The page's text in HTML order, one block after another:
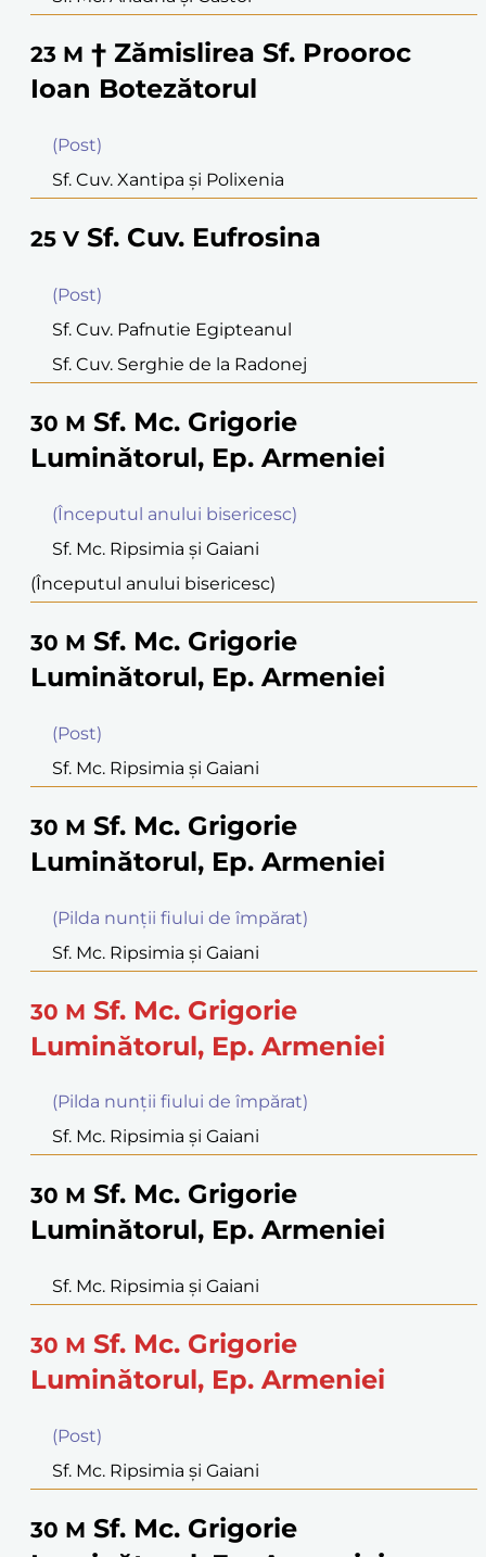
23 M † Zămislirea Sf. Prooroc
Ioan Botezătorul
(Post)
Sf. Cuv. Xantipa şi Polixenia
25 V Sf. Cuv. Eufrosina
(Post)
Sf. Cuv. Pafnutie Egipteanul
Sf. Cuv. Serghie de la Radonej
30 M Sf. Mc. Grigorie
Luminătorul, Ep. Armeniei
(Începutul anului bisericesc)
Sf. Mc. Ripsimia şi Gaiani
(Începutul anului bisericesc)
30 M Sf. Mc. Grigorie
Luminătorul, Ep. Armeniei
(Post)
Sf. Mc. Ripsimia şi Gaiani
30 M Sf. Mc. Grigorie
Luminătorul, Ep. Armeniei
(Pilda nunţii fiului de împărat)
Sf. Mc. Ripsimia şi Gaiani
30 M Sf. Mc. Grigorie
Luminătorul, Ep. Armeniei
(Pilda nunţii fiului de împărat)
Sf. Mc. Ripsimia şi Gaiani
30 M Sf. Mc. Grigorie
Luminătorul, Ep. Armeniei
Sf. Mc. Ripsimia şi Gaiani
30 M Sf. Mc. Grigorie
Luminătorul, Ep. Armeniei
(Post)
Sf. Mc. Ripsimia şi Gaiani
30 M Sf. Mc. Grigorie